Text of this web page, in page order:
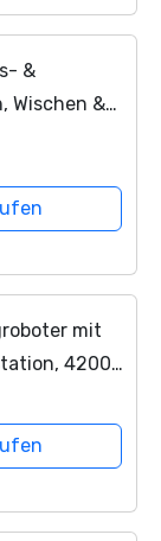
&
Wischen &
mit
4200